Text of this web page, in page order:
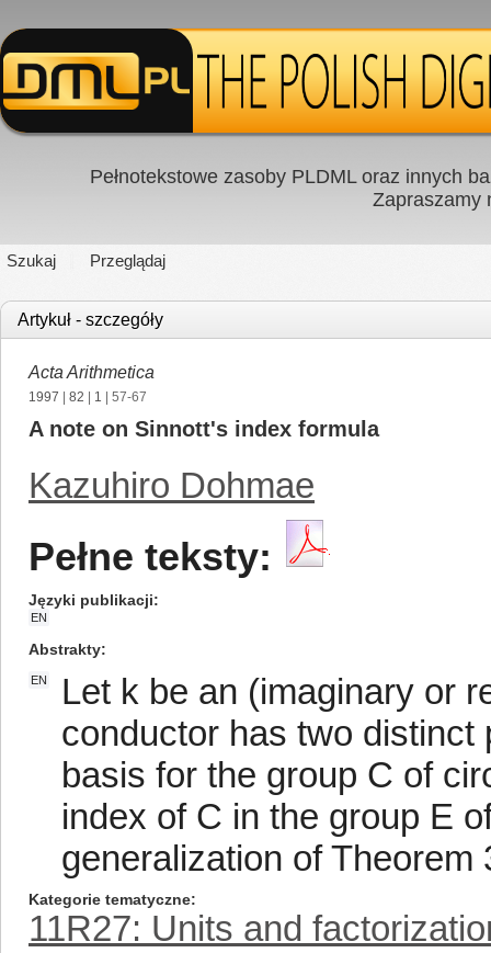
Pełnotekstowe zasoby PLDML oraz innych
Zapraszamy
Szukaj Przeglądaj
Artykuł - szczegóły
Acta Arithmetica
1997 82 1 | 57-67
A note on Sinnott's index formula
Kazuhiro Dohmae
Pełne teksty:
Języki publikacji
EN
Abstrakty
EN
Let k be an (imaginary or
conductor has two
basis for the group C of
index of C in the group E
generalization of
Kategorie tematyczne
11R27: Units and